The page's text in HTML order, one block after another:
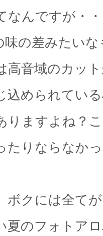
なんですが・
味の差みたい
高音域のカッ
込められてい
りますよね？
たりならなか
ボクには全て
夏のフォトア